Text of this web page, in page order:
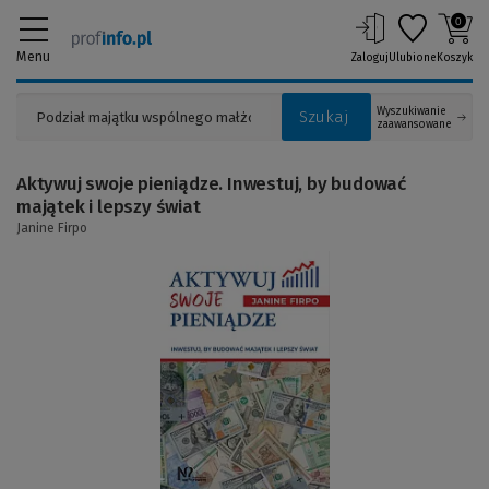
Menu
Szukaj
Wyszukiwanie
zaawansowane
ZalogujUlubione
0
Koszyk
innej
Aktywuj swoje pieniądze. Inwestuj, by budować
majątek i lepszy świat
Janine Firpo